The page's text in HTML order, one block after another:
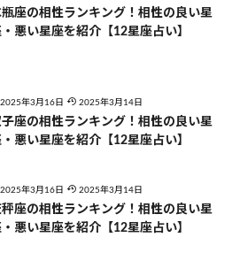
座の相性ランキング！相性の良い星
悪い星座を紹介【12星座占い】
2025年3月16日 2025年3月14日
座の相性ランキング！相性の良い星
悪い星座を紹介【12星座占い】
2025年3月16日 2025年3月14日
座の相性ランキング！相性の良い星
悪い星座を紹介【12星座占い】